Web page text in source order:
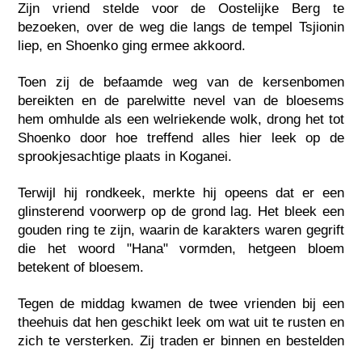
Zijn vriend stelde voor de Oostelijke Berg te
bezoeken, over de weg die langs de tempel Tsjionin
liep, en Shoenko ging ermee akkoord.
Toen zij de befaamde weg van de kersenbomen
bereikten en de parelwitte nevel van de bloesems
hem omhulde als een welriekende wolk, drong het tot
Shoenko door hoe treffend alles hier leek op de
sprookjesachtige plaats in Koganei.
Terwijl hij rondkeek, merkte hij opeens dat er een
glinsterend voorwerp op de grond lag. Het bleek een
gouden ring te zijn, waarin de karakters waren gegrift
die het woord "Hana" vormden, hetgeen bloem
betekent of bloesem.
Tegen de middag kwamen de twee vrienden bij een
theehuis dat hen geschikt leek om wat uit te rusten en
zich te versterken. Zij traden er binnen en bestelden